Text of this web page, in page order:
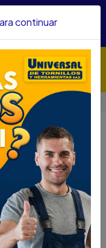
por compras
Eléctrica
continuar